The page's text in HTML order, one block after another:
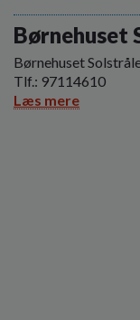
Børnehuset
Børnehuset
Tlf.: 97114610
Læs mere